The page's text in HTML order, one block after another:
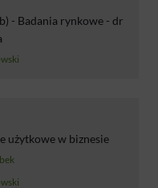
- Badania rynkowe - dr
użytkowe w biznesie